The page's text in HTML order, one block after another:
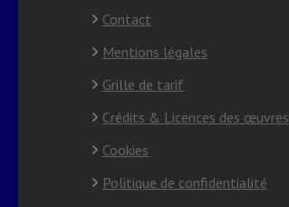
Contact
Mentions légales
Grille de tarif
Crédits & Licences des œuvres
Cookies
Politique de confidentialité